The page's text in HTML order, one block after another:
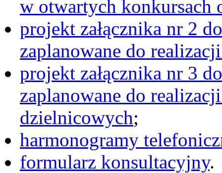
w otwartych konkursach
projekt załącznika nr 2
zaplanowane do
projekt załącznika nr 3
zaplanowane do
dzielnicowych;
harmonogramy
formularz konsultacyjny.